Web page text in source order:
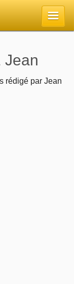
Jean
rédigé par Jean